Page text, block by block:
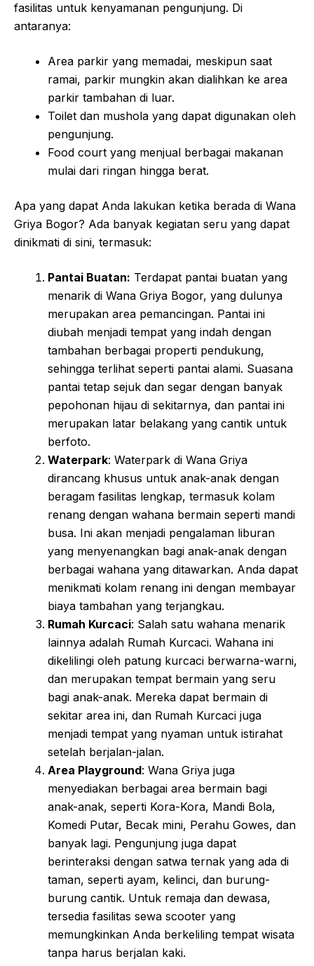
fasilitas untuk kenyamanan pengunjung. Di
antaranya:
Area parkir yang memadai, meskipun saat
ramai, parkir mungkin akan dialihkan ke area
parkir tambahan di luar.
Toilet dan mushola yang dapat digunakan oleh
pengunjung.
Food court yang menjual berbagai makanan
mulai dari ringan hingga berat.
Apa yang dapat Anda lakukan ketika berada di Wana
Griya Bogor? Ada banyak kegiatan seru yang dapat
dinikmati di sini, termasuk:
Pantai Buatan: Terdapat pantai buatan yang
menarik di Wana Griya Bogor, yang dulunya
merupakan area pemancingan. Pantai ini
diubah menjadi tempat yang indah dengan
tambahan berbagai properti pendukung,
sehingga terlihat seperti pantai alami. Suasana
pantai tetap sejuk dan segar dengan banyak
pepohonan hijau di sekitarnya, dan pantai ini
merupakan latar belakang yang cantik untuk
berfoto.
Waterpark: Waterpark di Wana Griya
dirancang khusus untuk anak-anak dengan
beragam fasilitas lengkap, termasuk kolam
renang dengan wahana bermain seperti mandi
busa. Ini akan menjadi pengalaman liburan
yang menyenangkan bagi anak-anak dengan
berbagai wahana yang ditawarkan. Anda dapat
menikmati kolam renang ini dengan membayar
biaya tambahan yang terjangkau.
Rumah Kurcaci: Salah satu wahana menarik
lainnya adalah Rumah Kurcaci. Wahana ini
dikelilingi oleh patung kurcaci berwarna-warni,
dan merupakan tempat bermain yang seru
bagi anak-anak. Mereka dapat bermain di
sekitar area ini, dan Rumah Kurcaci juga
menjadi tempat yang nyaman untuk istirahat
setelah berjalan-jalan.
Area Playground: Wana Griya juga
menyediakan berbagai area bermain bagi
anak-anak, seperti Kora-Kora, Mandi Bola,
Komedi Putar, Becak mini, Perahu Gowes, dan
banyak lagi. Pengunjung juga dapat
berinteraksi dengan satwa ternak yang ada di
taman, seperti ayam, kelinci, dan burung-
burung cantik. Untuk remaja dan dewasa,
tersedia fasilitas sewa scooter yang
memungkinkan Anda berkeliling tempat wisata
tanpa harus berjalan kaki.